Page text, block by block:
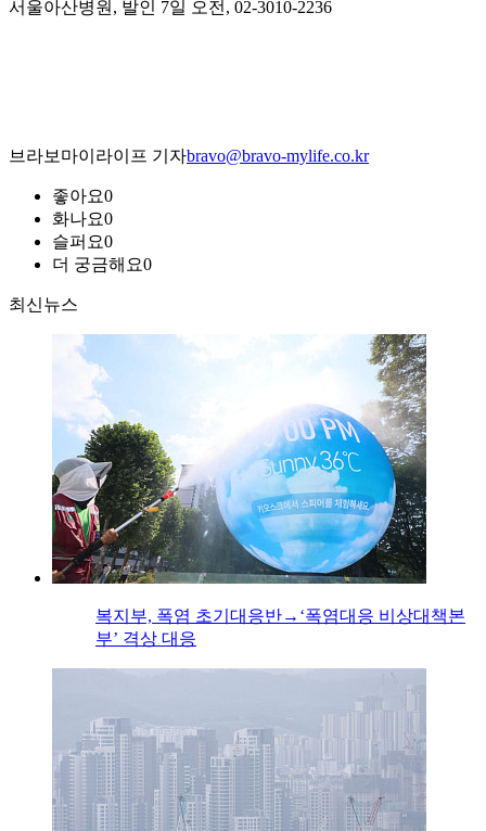
서울아산병원, 발인 7일 오전, 02-3010-2236
브라보마이라이프 기자bravo@bravo-mylife.co.kr
좋아요0
화나요0
슬퍼요0
더 궁금해요0
최신뉴스
복지부, 폭염 초기대응반→‘폭염대응 비상대책본
부’ 격상 대응